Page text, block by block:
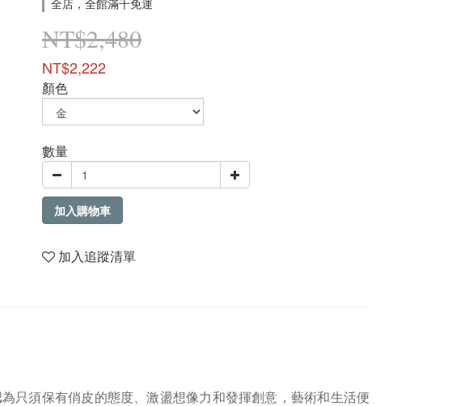
全店，全館滿千免運
NT$2,480
NT$2,222
顏色
數量
加入購物車
加入追蹤清單
只須保有俏皮的態度、激盪想像力和發揮創意，藝術和生活便